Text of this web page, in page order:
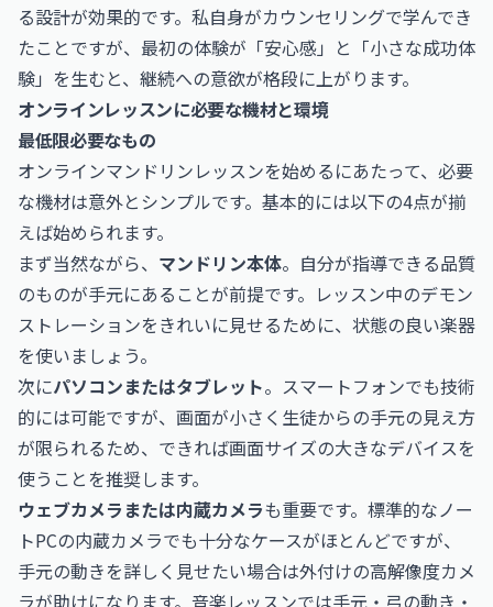
る設計が効果的です。私自身がカウンセリングで学んでき
たことですが、最初の体験が「安心感」と「小さな成功体
験」を生むと、継続への意欲が格段に上がります。
オンラインレッスンに必要な機材と環境
最低限必要なもの
オンラインマンドリンレッスンを始めるにあたって、必要
な機材は意外とシンプルです。基本的には以下の4点が揃
えば始められます。
まず当然ながら、 マンドリン本体。自分が指導できる品質
のものが手元にあることが前提です。レッスン中のデモン
ストレーションをきれいに見せるために、状態の良い楽器
を使いましょう。
次にパソコンまたはタブレット。スマートフォンでも技術
的には可能ですが、画面が小さく生徒からの手元の見え方
が限られるため、できれば画面サイズの大きなデバイスを
使うことを推奨します。
ウェブカメラまたは内蔵カメラも重要です。標準的なノー
トPCの内蔵カメラでも十分なケースがほとんどですが、
手元の動きを詳しく見せたい場合は外付けの高解像度カメ
ラが助けになります。音楽レッスンでは手元・弓の動き・